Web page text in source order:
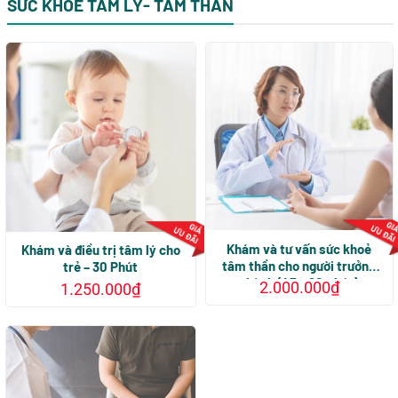
có
nhiều
thể.
Các
tùy
chọn
có
thể
được
chọn
trên
trang
sản
phẩm
SỨC KHOẺ TÂM LÝ- TÂM THẦN
Khám và điều trị tâm lý cho
trẻ – 30 Phút
1.250.000₫
Khám và tư vấn sức khoẻ
tâm thần cho người trưởng
thành (45 – 60 phút)
2.000.000₫